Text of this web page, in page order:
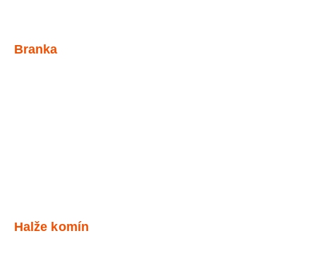
Branka
Halže komín